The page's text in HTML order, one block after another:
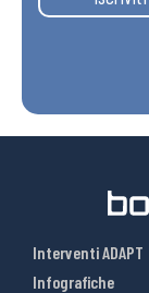
Interventi ADAPT
Infografiche